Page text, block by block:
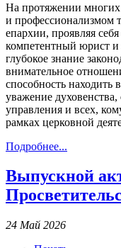
На протяжении многих
и профессионализмом
епархии, проявляя
компетентный юрист и
глубокое знание
внимательное
способность находить
уважение
управления и всех,
рамках церковной
Подробнее...
Выпускной
24 Май 2026